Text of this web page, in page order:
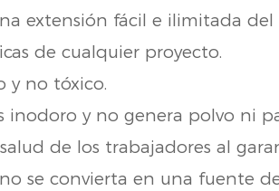
extensión fácil e ilimitada
de cualquier proyecto.
y no tóxico.
inodoro y no genera polvo ni
de los trabajadores al
se convierta en una fuente